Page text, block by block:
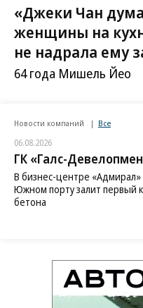
«Джеки Чан
женщины на
не надрала ему
64 года Мишель Йео
Новости компаний Все
06.08.2026
ГК «Галс-
В бизнес-центре «Адмирал»
Южном порту залит первый
бетона